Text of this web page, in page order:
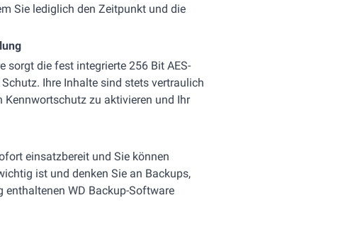
Sie lediglich den Zeitpunkt und die
sorgt die fest integrierte 256 Bit AES-
Ihre Inhalte sind stets vertraulich
zu aktivieren und Ihr
einsatzbereit und Sie können
ist und denken Sie an Backups,
WD Backup-Software